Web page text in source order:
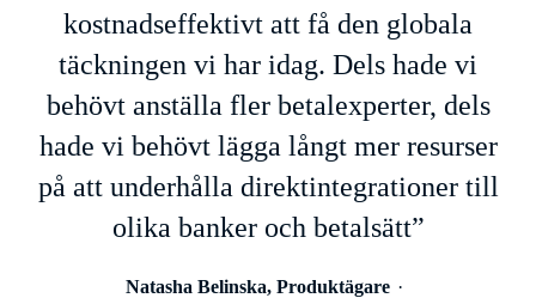
kostnadseffektivt att få den globala
täckningen vi har idag. Dels hade vi
behövt anställa fler betalexperter, dels
hade vi behövt lägga långt mer resurser
på att underhålla direktintegrationer till
olika banker och betalsätt”
Natasha Belinska, Produktägare